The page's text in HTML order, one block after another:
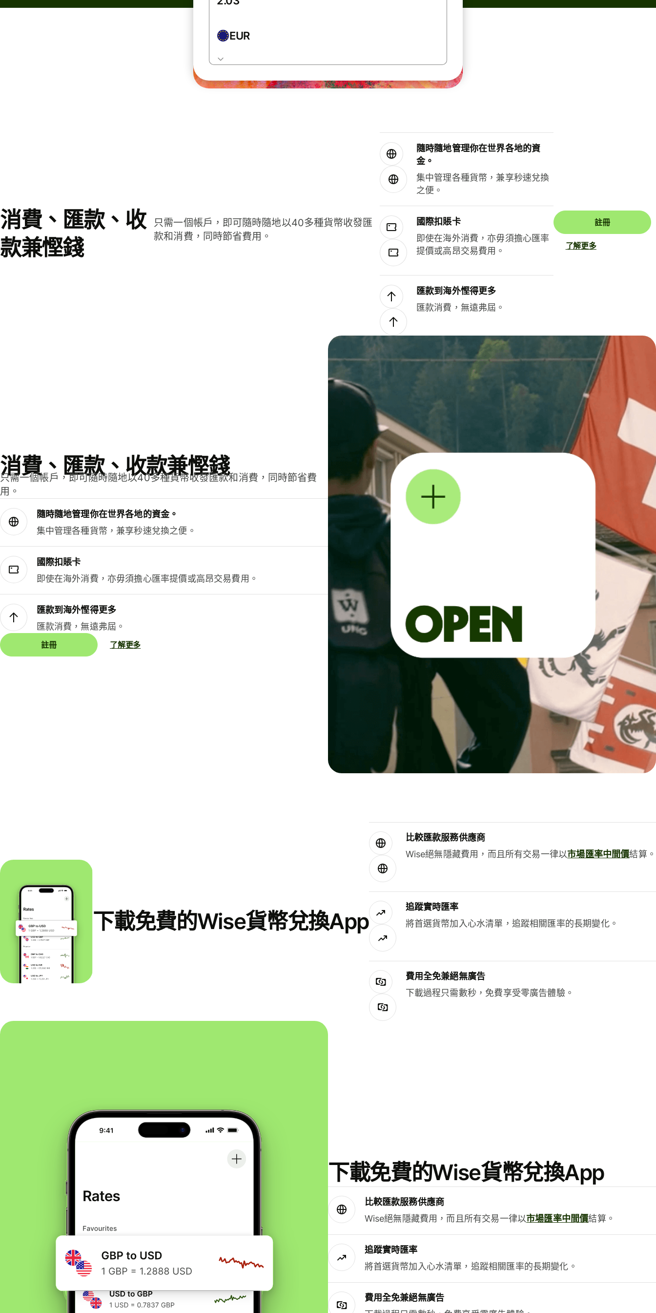
EUR
消費、匯款、收
款兼慳錢
只需一個帳戶，即可隨時隨地以40多種貨幣收發匯
款和消費，同時節省費用。
隨時隨地管理你在世界各地的資
金。
集中管理各種貨幣，兼享秒速兌換
之便。
國際扣賬卡
即使在海外消費，亦毋須擔心匯率
提價或高昂交易費用。
匯款到海外慳得更多
匯款消費，無遠弗屆。
註冊
了解更多
消費、匯款、收款兼慳錢
只需一個帳戶，即可隨時隨地以40多種貨幣收發匯款和消費，同時節省費
用。
隨時隨地管理你在世界各地的資金。
集中管理各種貨幣，兼享秒速兌換之便。
國際扣賬卡
即使在海外消費，亦毋須擔心匯率提價或高昂交易費用。
匯款到海外慳得更多
匯款消費，無遠弗屆。
註冊 了解更多
下載免費的Wise貨幣兌換App
比較匯款服務供應商
Wise絕無隱藏費用，而且所有交易一律以市場匯率中間價結算。
追蹤實時匯率
將首選貨幣加入心水清單，追蹤相關匯率的長期變化。
費用全免兼絕無廣告
下載過程只需數秒，免費享受零廣告體驗。
下載免費的Wise貨幣兌換App
比較匯款服務供應商
Wise絕無隱藏費用，而且所有交易一律以市場匯率中間價結算。
追蹤實時匯率
將首選貨幣加入心水清單，追蹤相關匯率的長期變化。
費用全免兼絕無廣告